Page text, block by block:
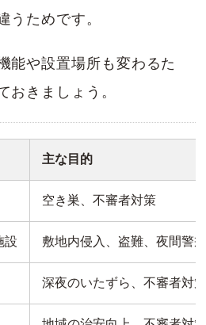
うためです。
能や設置場所も変わるた
おきましょう。
主な目的
空き巣、不審者対策
設 敷地内侵入、盗難、夜間警
深夜のいたずら、不審者対